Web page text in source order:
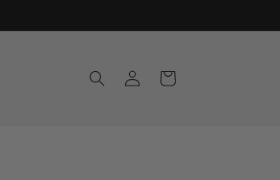
ind
Indkøbskurv